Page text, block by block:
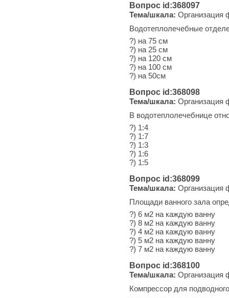
Вопрос id:368097
Тема/шкала: Организация
Водотеплолечебные
?) на 75 см
?) на 25 см
?) на 120 см
?) на 100 см
?) на 50см
Вопрос id:368098
Тема/шкала: Организация
В водотеплолечебнице
?) 1:4
?) 1:7
?) 1:3
?) 1:6
?) 1:5
Вопрос id:368099
Тема/шкала: Организация
Площади ванного зала
?) 6 м2 на каждую ванну
?) 8 м2 на каждую ванну
?) 4 м2 на каждую ванну
?) 5 м2 на каждую ванну
?) 7 м2 на каждую ванну
Вопрос id:368100
Тема/шкала: Организация
Компрессор для